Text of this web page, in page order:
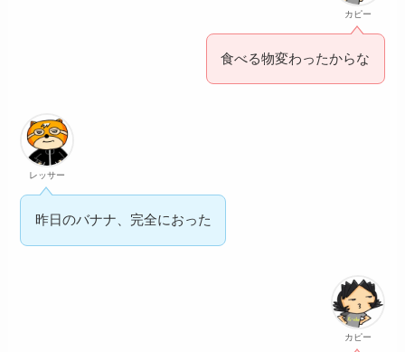
カピー
食べる物変わったからな
レッサー
昨日のバナナ、完全におった
カピー